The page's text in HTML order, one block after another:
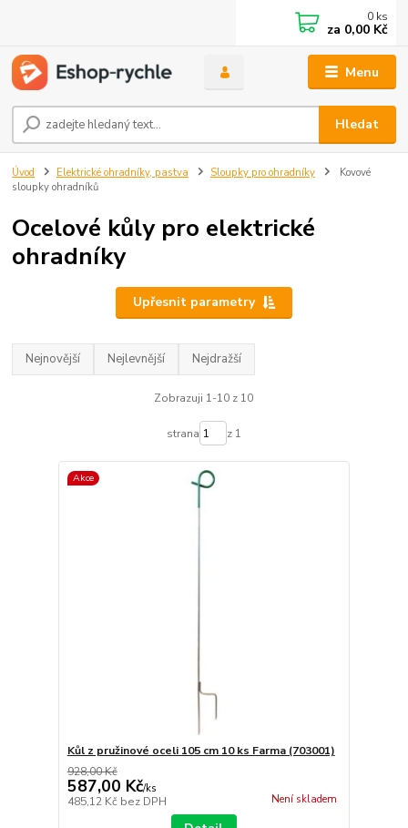
Menu
Hledat
0 ks
za 0,00 Kč
Úvod Elektrické ohradníky, pastva Sloupky pro ohradníky
Kovové
sloupky ohradníků
Ocelové kůly pro elektrické
ohradníky
Upřesnit parametry
Nejnovější Nejlevnější Nejdražší
Zobrazuji 1-10 z 10
strana z 1
Akce
Kůl z pružinové oceli 105 cm 10 ks Farma (703001)
928,00 Kč
587,00 Kč/ks
485,12 Kč bez DPH Není skladem